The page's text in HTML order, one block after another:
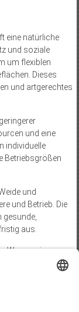
eine natürliche
und soziale
um flexiblen
Dieses
und artgerechtes
und eine
individuelle
Betriebsgrößen
und
und Betrieb. Die
aus.
Weg zu einer
Anforderungen